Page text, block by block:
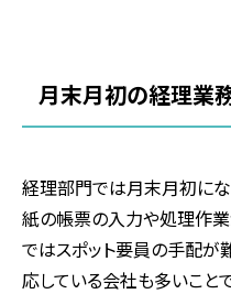
月末月初の経理業
経理部門では月末月初にな
紙の帳票の入力や処理作業
ではスポット要員の手配が
応している会社も多いことで